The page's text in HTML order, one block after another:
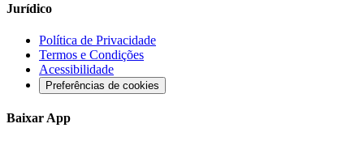
Jurídico
Política de Privacidade
Termos e Condições
Acessibilidade
Preferências de cookies
Baixar App